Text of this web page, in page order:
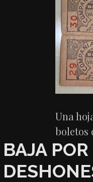
Una
boletos
BAJA POR